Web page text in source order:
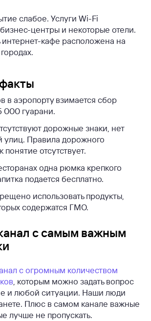
слабое. Услуги Wi-Fi
центры и некоторые отели.
интернет-кафе расположена на
в аэропорту взимается сбор
000 гуарани.
дорожные знаки, нет
улиц. Правила дорожного
отсутствует.
одна рюмка крепкого
подается бесплатно.
использовать продукты,
содержатся ГМО.
с самым важным
с огромным количеством
, которым можно задать вопрос
и любой ситуации. Наши люди
Плюс в самом канале важные
лучше не пропускать.